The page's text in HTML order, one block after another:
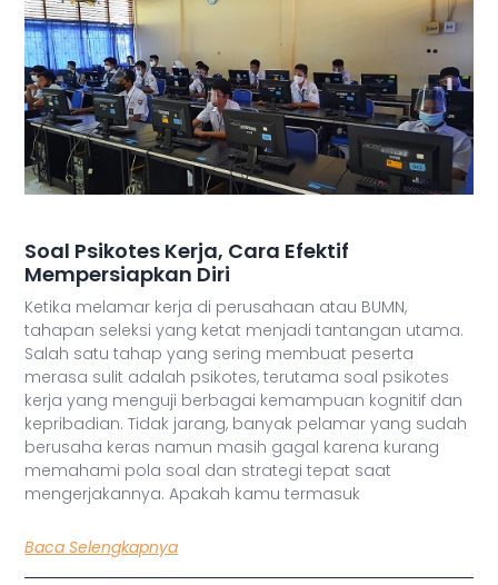
Soal Psikotes Kerja, Cara Efektif
Mempersiapkan Diri
Ketika melamar kerja di perusahaan atau BUMN,
tahapan seleksi yang ketat menjadi tantangan utama.
Salah satu tahap yang sering membuat peserta
merasa sulit adalah psikotes, terutama soal psikotes
kerja yang menguji berbagai kemampuan kognitif dan
kepribadian. Tidak jarang, banyak pelamar yang sudah
berusaha keras namun masih gagal karena kurang
memahami pola soal dan strategi tepat saat
mengerjakannya. Apakah kamu termasuk
Baca Selengkapnya